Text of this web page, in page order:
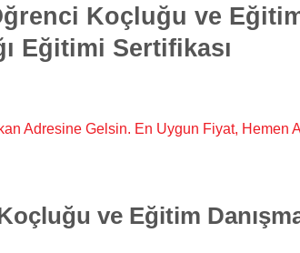
Koçluğu ve
Eğitimi Sertifikası
Adresine Gelsin. En Uygun Fiyat, Hemen
ve Eğitim